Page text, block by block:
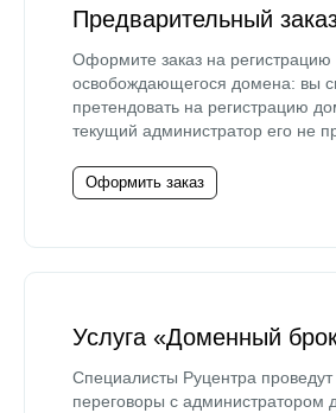
Предварительный
Оформите заказ на регистрацию
освобождающегося домена: вы
претендовать на регистрацию
текущий администратор его не
Оформить заказ
Услуга «Доменный
Специалисты Руцентра проведут
переговоры с администратором